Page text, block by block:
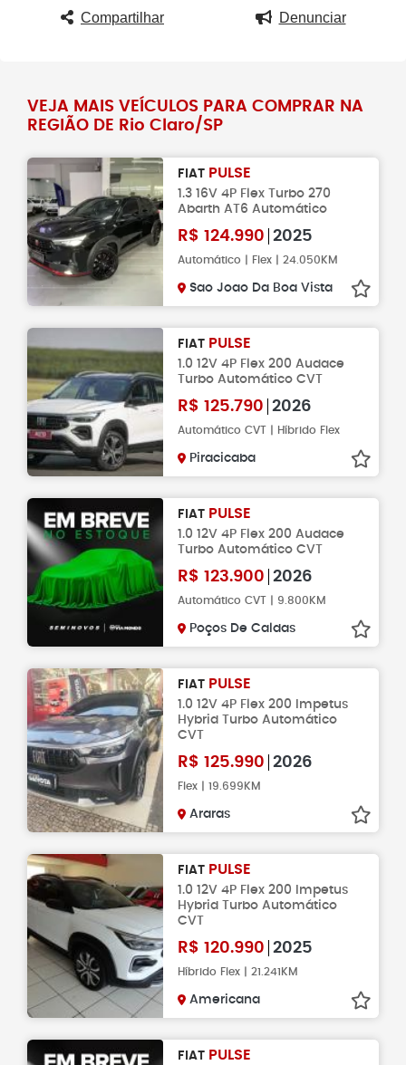
Compartilhar Denunciar
VEJA MAIS VEÍCULOS PARA COMPRAR NA
REGIÃO DE Rio Claro/SP
FIAT PULSE
1.3 16V 4P Flex Turbo 270
Abarth AT6 Automático
R$ 124.990 2025
Automático | Flex | 24.050KM
Sao Joao Da Boa Vista
FIAT PULSE
1.0 12V 4P Flex 200 Audace
Turbo Automático CVT
R$ 125.790 2026
Automático CVT | Híbrido Flex
Piracicaba
FIAT PULSE
1.0 12V 4P Flex 200 Audace
Turbo Automático CVT
R$ 123.900 2026
Automático CVT | 9.800KM
Poços De Caldas
FIAT PULSE
1.0 12V 4P Flex 200 Impetus
Hybrid Turbo Automático
CVT
R$ 125.990 2026
Flex | 19.699KM
Araras
FIAT PULSE
1.0 12V 4P Flex 200 Impetus
Hybrid Turbo Automático
CVT
R$ 120.990 2025
Híbrido Flex | 21.241KM
Americana
FIAT PULSE